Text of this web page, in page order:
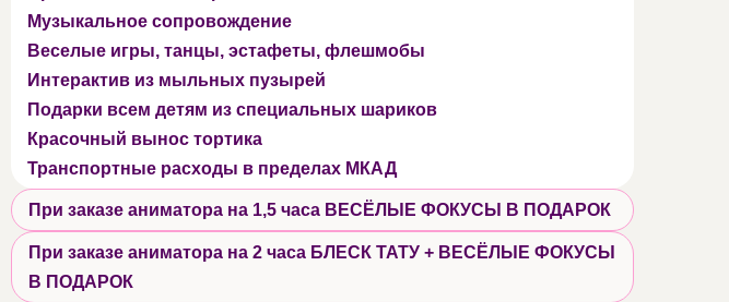
Музыкальное сопровождение
Веселые игры, танцы, эстафеты, флешмобы
Интерактив из мыльных пузырей
Подарки всем детям из специальных шариков
Красочный вынос тортика
Транспортные расходы в пределах МКАД
При заказе аниматора на 1,5 часа ВЕСЁЛЫЕ ФОКУСЫ В ПОДАРОК
При заказе аниматора на 2 часа БЛЕСК ТАТУ + ВЕСЁЛЫЕ ФОКУСЫ
В ПОДАРОК